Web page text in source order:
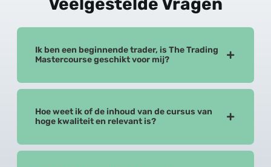
Ik ben een beginnende trader, is The Trading
Mastercourse geschikt voor mij?
Hoe weet ik of de inhoud van de cursus van
hoge kwaliteit en relevant is?